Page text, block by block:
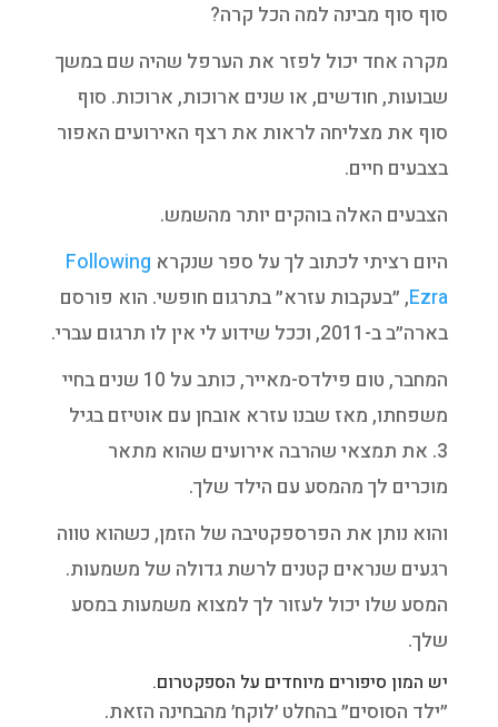
סוף סוף מבינה למה הכל קרה?
מקרה אחד יכול לפזר את הערפל שהיה שם במשך
שבועות, חודשים, או שנים ארוכות, ארוכות. סוף
סוף את מצליחה לראות את רצף האירועים האפור
בצבעים חיים.
הצבעים האלה בוהקים יותר מהשמש.
היום רציתי לכתוב לך על ספר שנקרא Following
Ezra, ״בעקבות עזרא״ בתרגום חופשי. הוא פורסם
בארה״ב ב-2011, וככל שידוע לי אין לו תרגום עברי.
המחבר, טום פילדס-מאייר, כותב על 10 שנים בחיי
משפחתו, מאז שבנו עזרא אובחן עם אוטיזם בגיל
3. את תמצאי שהרבה אירועים שהוא מתאר
מוכרים לך מהמסע עם הילד שלך.
והוא נותן את הפרספקטיבה של הזמן, כשהוא טווה
רגעים שנראים קטנים לרשת גדולה של משמעות.
המסע שלו יכול לעזור לך למצוא משמעות במסע
שלך.
יש המון סיפורים מיוחדים על הספקטרום.
״ילד הסוסים״ בהחלט ׳לוקח׳ מהבחינה הזאת.